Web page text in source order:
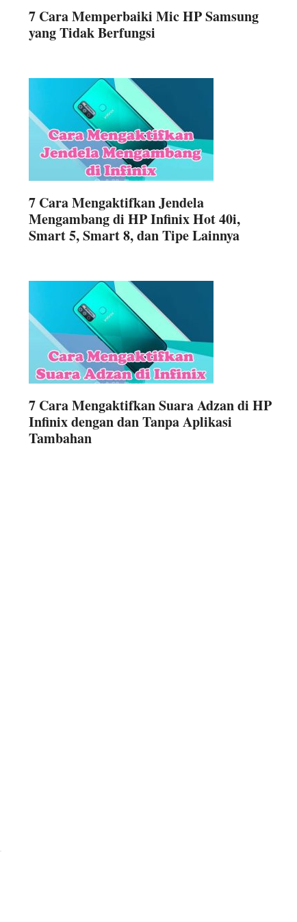
7 Cara Memperbaiki Mic HP Samsung
yang Tidak Berfungsi
7 Cara Mengaktifkan Jendela
Mengambang di HP Infinix Hot 40i,
Smart 5, Smart 8, dan Tipe Lainnya
7 Cara Mengaktifkan Suara Adzan di HP
Infinix dengan dan Tanpa Aplikasi
Tambahan